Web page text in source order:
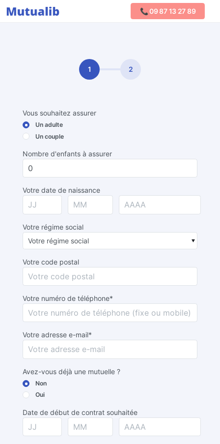
📞 09 87 13 27 89
Comparer les mutuelles
1 2
Vous souhaitez assurer
Un adulte
Un couple
Nombre d'enfants à assurer
Votre date de naissance
Votre régime social
Votre code postal
Votre numéro de téléphone*
Votre adresse e-mail*
Avez-vous déjà une mutuelle ?
Non
Oui
Date de début de contrat souhaitée